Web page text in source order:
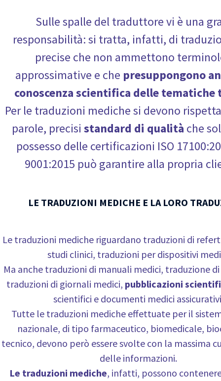
Sulle spalle del traduttore vi è una
responsabilità: si tratta, infatti, di
precise che non ammettono
approssimative e che presuppongono
conoscenza scientifica delle
Per le traduzioni mediche si devono
parole, precisi standard di qualità che
possesso delle certificazioni ISO
9001:2015 può garantire alla propria
LE TRADUZIONI MEDICHE E LA LORO
Le traduzioni mediche riguardano traduzioni di
studi clinici, traduzioni per dispositivi
Ma anche traduzioni di manuali medici, traduzione
traduzioni di giornali medici, pubblicazioni
scientifici e documenti medici
Tutte le traduzioni mediche effettuate per il
nazionale, di tipo farmaceutico, biomedicale,
tecnico, devono però essere svolte con la massima
delle informazioni.
Le traduzioni mediche, infatti, possono